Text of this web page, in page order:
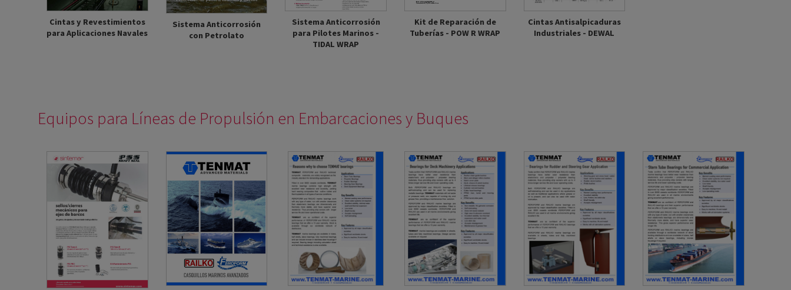
Cintas y Revestimientos
para Aplicaciones Navales
Sistema Anticorrosión
con Petrolato
Sistema Anticorrosión
para Pilotes Marinos -
TIDAL WRAP
Kit de Reparación de
Tuberías - POW R WRAP
Cintas Antisalpicaduras
Industriales - DEWAL
Equipos para Líneas de Propulsión en Embarcaciones y Buques